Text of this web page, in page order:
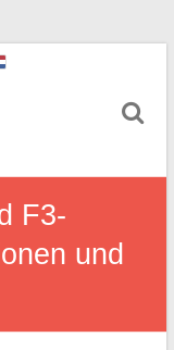
F3-
und